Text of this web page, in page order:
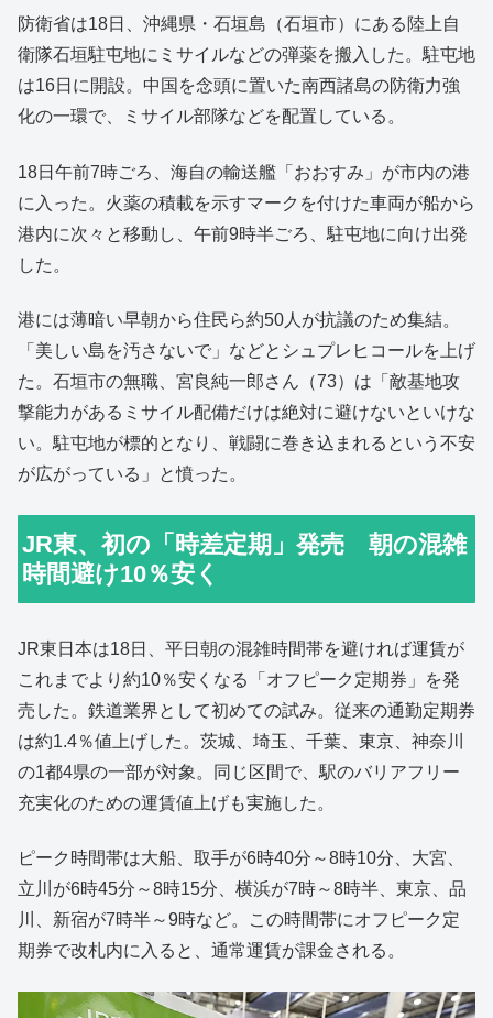
防衛省は18日、沖縄県・石垣島（石垣市）にある陸上自
衛隊石垣駐屯地にミサイルなどの弾薬を搬入した。駐屯地
は16日に開設。中国を念頭に置いた南西諸島の防衛力強
化の一環で、ミサイル部隊などを配置している。
18日午前7時ごろ、海自の輸送艦「おおすみ」が市内の港
に入った。火薬の積載を示すマークを付けた車両が船から
港内に次々と移動し、午前9時半ごろ、駐屯地に向け出発
した。
港には薄暗い早朝から住民ら約50人が抗議のため集結。
「美しい島を汚さないで」などとシュプレヒコールを上げ
た。石垣市の無職、宮良純一郎さん（73）は「敵基地攻
撃能力があるミサイル配備だけは絶対に避けないといけな
い。駐屯地が標的となり、戦闘に巻き込まれるという不安
が広がっている」と憤った。
JR東、初の「時差定期」発売 朝の混雑
時間避け10％安く
JR東日本は18日、平日朝の混雑時間帯を避ければ運賃が
これまでより約10％安くなる「オフピーク定期券」を発
売した。鉄道業界として初めての試み。従来の通勤定期券
は約1.4％値上げした。茨城、埼玉、千葉、東京、神奈川
の1都4県の一部が対象。同じ区間で、駅のバリアフリー
充実化のための運賃値上げも実施した。
ピーク時間帯は大船、取手が6時40分～8時10分、大宮、
立川が6時45分～8時15分、横浜が7時～8時半、東京、品
川、新宿が7時半～9時など。この時間帯にオフピーク定
期券で改札内に入ると、通常運賃が課金される。